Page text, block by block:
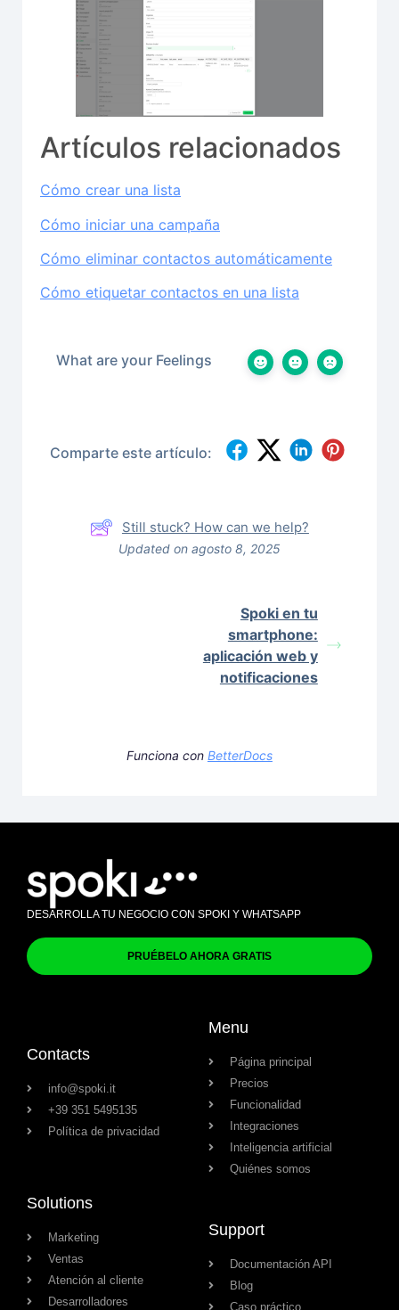
Artículos relacionados
Cómo crear una lista
Cómo iniciar una campaña
Cómo eliminar contactos automáticamente
Cómo etiquetar contactos en una lista
What are your Feelings
Comparte este artículo:
Still stuck? How can we help?
Updated on agosto 8, 2025
Spoki en tu
smartphone:
aplicación web y
notificaciones
Funciona con BetterDocs
DESARROLLA TU NEGOCIO CON SPOKI Y WHATSAPP
PRUÉBELO AHORA GRATIS
Contacts
info@spoki.it
+39 351 5495135
Política de privacidad
Menu
Página principal
Precios
Funcionalidad
Integraciones
Inteligencia artificial
Quiénes somos
Solutions
Marketing
Ventas
Atención al cliente
Desarrolladores
Support
Documentación API
Blog
Caso práctico